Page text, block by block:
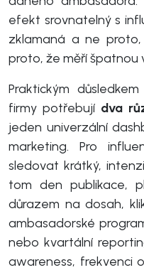
efekt srovnatelný s
zklamaná a ne
proto, že měří špatnou
Praktickým
firmy potřebují dva
jeden univerzální
marketing. Pro
sledovat krátký,
tom den publikace,
důrazem na dosah,
ambasadorské
nebo kvartální
awareness, frekvenci